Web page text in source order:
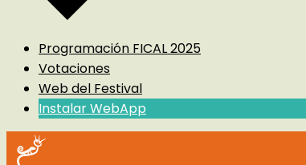
Programación FICAL 2025
Votaciones
Web del Festival
Instalar WebApp